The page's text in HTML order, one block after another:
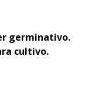
germinativo.
cultivo.